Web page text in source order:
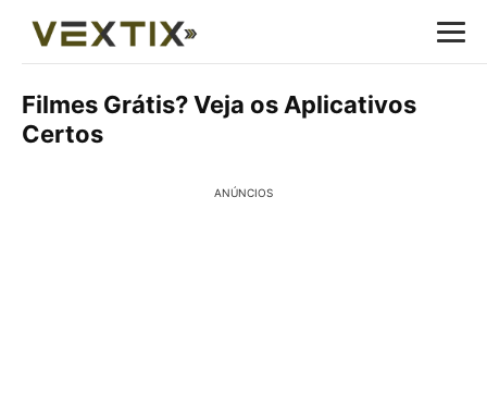
Filmes Grátis? Veja os Aplicativos
Certos
ANÚNCIOS